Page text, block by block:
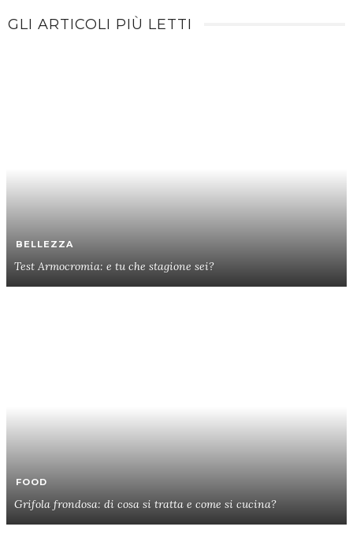
GLI ARTICOLI PIÙ LETTI
BELLEZZA
Test Armocromia: e tu che stagione sei?
FOOD
Grifola frondosa: di cosa si tratta e come si cucina?